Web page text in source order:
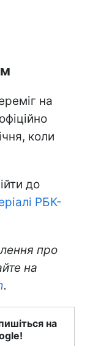
на
коли
до
РБК-
про
на
.
на